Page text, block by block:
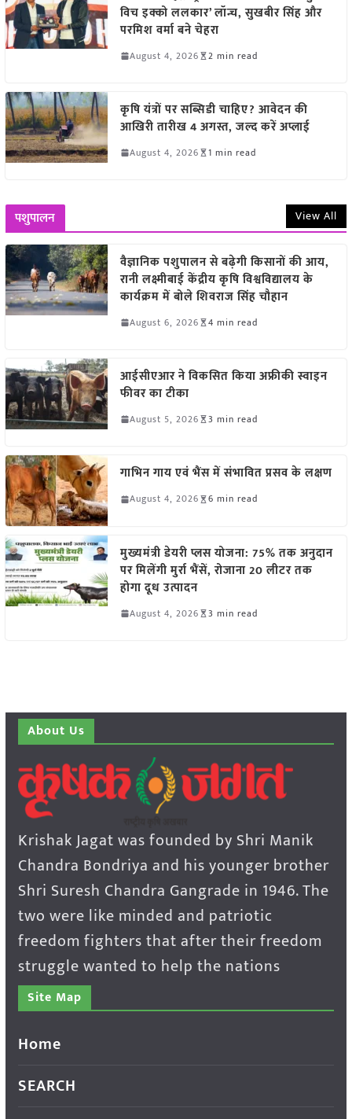
विच इक्को ललकार’ लॉन्च, सुखबीर सिंह और
परमिश वर्मा बने चेहरा
August 4, 2026 2 min read
कृषि यंत्रों पर सब्सिडी चाहिए? आवेदन की
आखिरी तारीख 4 अगस्त, जल्द करें अप्लाई
August 4, 2026 1 min read
पशुपालन View All
वैज्ञानिक पशुपालन से बढ़ेगी किसानों की आय,
रानी लक्ष्मीबाई केंद्रीय कृषि विश्वविद्यालय के
कार्यक्रम में बोले शिवराज सिंह चौहान
August 6, 2026 4 min read
आईसीएआर ने विकसित किया अफ्रीकी स्वाइन
फीवर का टीका
August 5, 2026 3 min read
गाभिन गाय एवं भैंस में संभावित प्रसव के लक्षण
August 4, 2026 6 min read
मुख्यमंत्री डेयरी प्लस योजना: 75% तक अनुदान
पर मिलेंगी मुर्रा भैंसें, रोजाना 20 लीटर तक
होगा दूध उत्पादन
August 4, 2026 3 min read
About Us
Krishak Jagat was founded by Shri Manik
Chandra Bondriya and his younger brother
Shri Suresh Chandra Gangrade in 1946. The
two were like minded and patriotic
freedom fighters that after their freedom
struggle wanted to help the nations
Site Map
Home
SEARCH